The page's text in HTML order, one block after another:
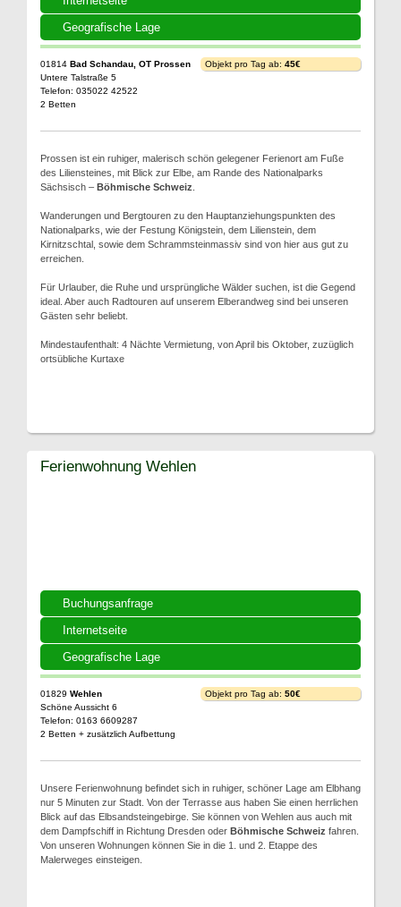
Geografische Lage
01814 Bad Schandau, OT Prossen
Untere Talstraße 5
Telefon: 035022 42522
2 Betten
Objekt pro Tag ab: 45€
Prossen ist ein ruhiger, malerisch schön gelegener Ferienort am Fuße
des Liliensteines, mit Blick zur Elbe, am Rande des Nationalparks
Sächsisch – Böhmische Schweiz
Wanderungen und Bergtouren zu den Hauptanziehungspunkten des
Nationalparks, wie der Festung Königstein, dem Lilienstein, dem
Kirnitzschtal, sowie dem Schrammsteinmassiv sind von hier aus gut zu
erreichen.
Für Urlauber, die Ruhe und ursprüngliche Wälder suchen, ist die Gegend
ideal. Aber auch Radtouren auf unserem Elberandweg sind bei unseren
Gästen sehr beliebt.
Mindestaufenthalt: 4 Nächte Vermietung, von April bis Oktober, zuzüglich
ortsübliche Kurtaxe
Buchungsanfrage
Internetseite
Geografische Lage
Ferienwohnung Wehlen
01829 Wehlen
Schöne Aussicht 6
Telefon: 0163 6609287
2 Betten + zusätzlich Aufbettung
Objekt pro Tag ab: 50€
Unsere Ferienwohnung befindet sich in ruhiger, schöner Lage am Elbhang
nur 5 Minuten zur Stadt. Von der Terrasse aus haben Sie einen herrlichen
Blick auf das Elbsandsteingebirge. Sie können von Wehlen aus auch mit
dem Dampfschiff in Richtung Dresden oder Böhmische Schweiz fahren.
Von unseren Wohnungen können Sie in die 1. und 2. Etappe des
Malerweges einsteigen.